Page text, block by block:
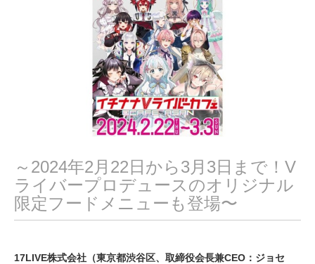
,
2
0
2
4
～2024年2月22日から3月3日まで！V
ライバープロデュースのオリジナル
限定フードメニューも登場〜
17LIVE株式会社（東京都渋谷区、取締役会長兼CEO：ジョセ